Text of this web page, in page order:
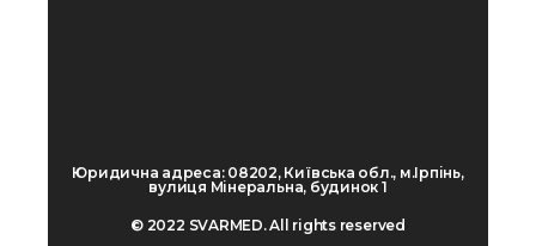
Юридична адреса: 08202, Київська обл., м.Ірпінь,
вулиця Мінеральна, будинок 1
© 2022 SVARMED. All rights reserved